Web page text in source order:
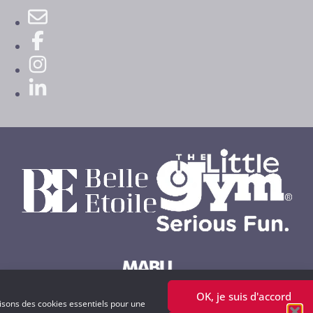
des cookies essentiels pour une
OK, je suis d'accord
Powered by MABU Concepts S.A.